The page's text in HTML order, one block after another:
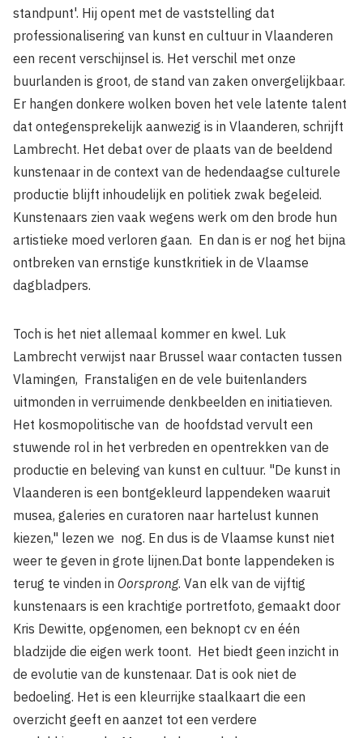
standpunt'. Hij opent met de vaststelling dat
professionalisering van kunst en cultuur in Vlaanderen
een recent verschijnsel is. Het verschil met onze
buurlanden is groot, de stand van zaken onverge­lijkbaar.
Er hangen donkere wolken boven het vele latente talent
dat ontegensprekelijk aanwezig is in Vlaanderen, schrijft
Lambrecht. Het debat over de plaats van de beel­dend
kunstenaar in de context van de hedendaagse culturele
productie blijft inhoudelijk en politiek zwak begeleid.
Kunstenaars zien vaak wegens werk om den brode hun
artistieke moed verloren gaan. En dan is er nog het bijna
ontbreken van ernstige kunstkritiek in de Vlaamse
dagblad­pers.
Toch is het niet allemaal kommer en kwel. Luk
Lambrecht verwijst naar Brussel waar contacten tussen
Vlamingen, Franstaligen en de vele buitenlanders
uitmonden in verruimende denkbeelden en initiatieven.
Het kosmopolitische van de hoofdstad vervult een
stuwende rol in het verbreden en opentrekken van de
productie en bele­ving van kunst en cultuur. "De kunst in
Vlaanderen is een bontgekleurd lappen­deken waaruit
musea, galeries en cura­toren naar hartelust kunnen
kiezen," lezen we nog. En dus is de Vlaamse kunst niet
weer te geven in grote lijnen.Dat bonte lappendeken is
terug te vinden in Oorsprong. Van elk van de vijftig
kunste­naars is een krachtige portretfoto, gemaakt door
Kris Dewitte, opgenomen, een beknopt cv en één
bladzijde die eigen werk toont. Het biedt geen inzicht in
de evolutie van de kunstenaar. Dat is ook niet de
bedoeling. Het is een kleurrijke staal­kaart die een
overzicht geeft en aanzet tot een verdere